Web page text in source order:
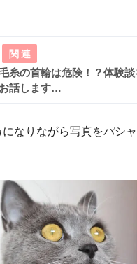
糸の首輪は危険！？体験談
お話します…
なりながら写真をパシ